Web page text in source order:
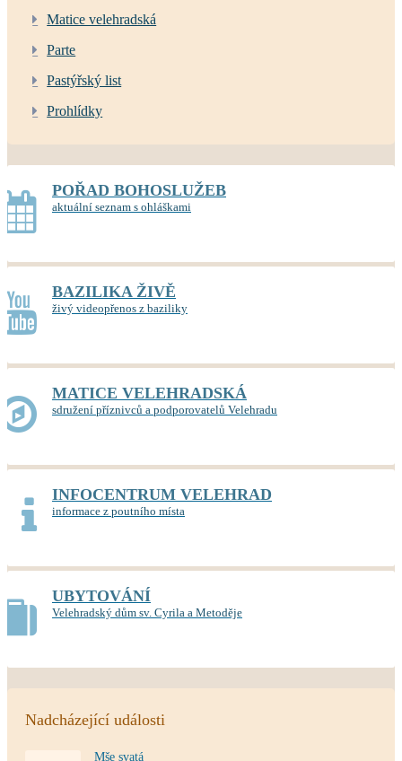
Matice velehradská
Parte
Pastýřský list
Prohlídky
POŘAD BOHOSLUŽEB
aktuální seznam s ohláškami
BAZILIKA ŽIVĚ
živý videopřenos z baziliky
MATICE VELEHRADSKÁ
sdružení příznivců a podporovatelů Velehradu
INFOCENTRUM VELEHRAD
informace z poutního místa
UBYTOVÁNÍ
Velehradský dům sv. Cyrila a Metoděje
Nadcházející události
Mše svatá